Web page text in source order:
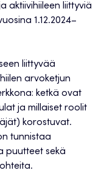
aktiivihiileen liittyviä
1.12.2024–
liittyvää
arvoketjun
ketkä ovat
ja millaiset roolit
korostuvat.
tunnistaa
puutteet sekä